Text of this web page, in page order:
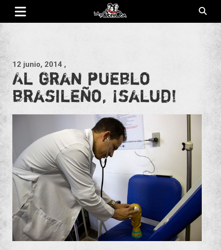
Saltar
contenido
12 junio, 2014 ,
Al gran pueblo
brasileño, ¡salud!